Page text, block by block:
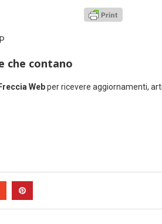
che contano
Webper ricevere aggiornamenti,